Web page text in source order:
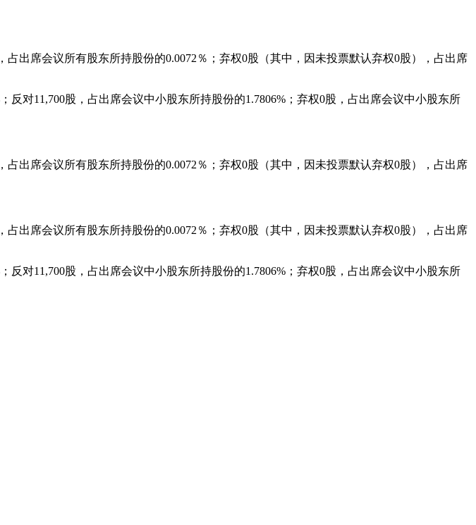
占出席会议所有股东所持股份的0.0072 ％；弃权0股（其中，因未投票默认弃权0股），占出席
；反对11,700股，占出席会议中小股东所持股份的1.7806% ；弃权0股，占出席会议中小股东所
占出席会议所有股东所持股份的0.0072 ％；弃权0股（其中，因未投票默认弃权0股），占出席
占出席会议所有股东所持股份的0.0072 ％；弃权0股（其中，因未投票默认弃权0股），占出席
；反对11,700股，占出席会议中小股东所持股份的1.7806% ；弃权0股，占出席会议中小股东所